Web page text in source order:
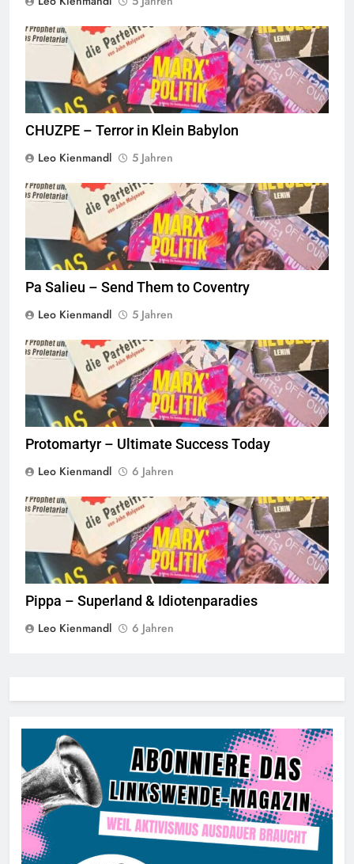
© linkswende.org,CC-BY-SA-1.0
CHUZPE – Terror in Klein Babylon
Leo Kienmandl
5 Jahren
© linkswende.org,CC-BY-SA-1.0
Pa Salieu – Send Them to Coventry
Leo Kienmandl
5 Jahren
© linkswende.org,CC-BY-SA-1.0
Protomartyr – Ultimate Success Today
Leo Kienmandl
6 Jahren
© linkswende.org,CC-BY-SA-1.0
Pippa – Superland & Idiotenparadies
Leo Kienmandl
6 Jahren